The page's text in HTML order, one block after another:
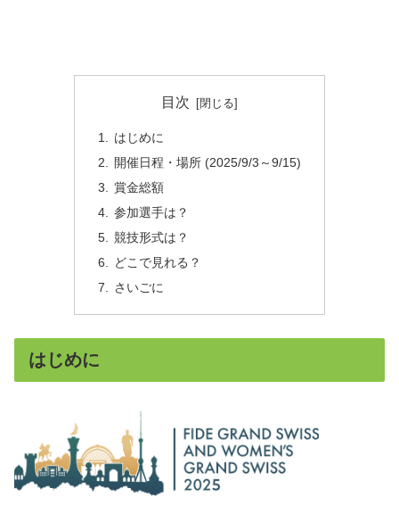
目次
はじめに
開催日程・場所 (2025/9/3～9/15)
賞金総額
参加選手は？
競技形式は？
どこで見れる？
さいごに
はじめに